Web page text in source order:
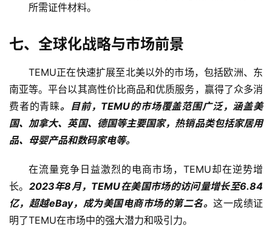
所需证件材料。
七、全球化战略与市场前景
TEMU正在快速扩展至北美以外的市场，包括欧洲、东
南亚等。平台以其高性价比商品和优质服务，赢得了众多消
费者的青睐。目前，TEMU的市场覆盖范围广泛，涵盖美
国、加拿大、英国、德国等主要国家，热销品类包括家居用
品、母婴产品和数码家电等。
在流量竞争日益激烈的电商市场，TEMU却在逆势增
长。 2023年8月，TEMU在美国市场的访问量增长至6.84
亿，超越eBay，成为美国电商市场的第二名。这一成绩证
明了TEMU在市场中的强大潜力和吸引力。